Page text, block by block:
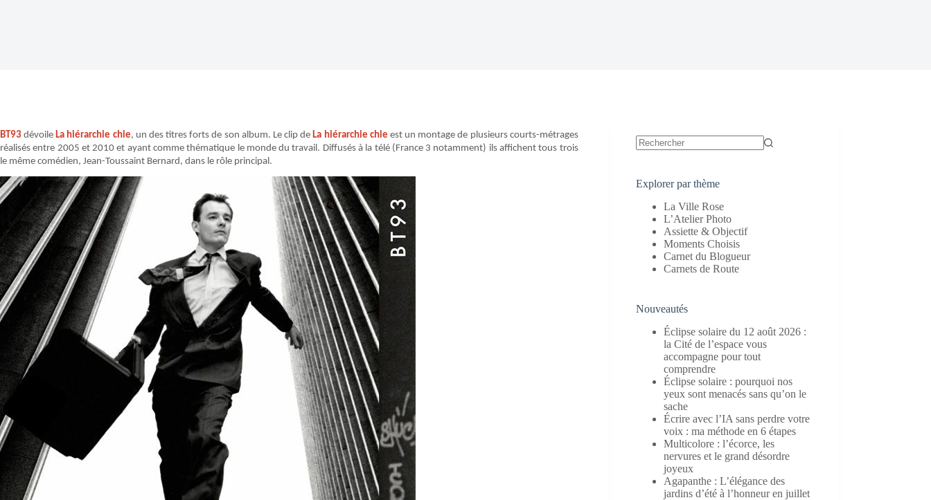
BT93 dévoileLa hiérarchie chie, un des titres forts de son album. Le clip deLa hiérarchie chie est un montage de plusieurs courts-métrages
réalisés entre 2005 et 2010 et ayant comme thématique le monde du travail. Diffusés à la télé (France 3 notamment) ils affichent tous trois
le même comédien, Jean-Toussaint Bernard, dans le rôle principal.
Explorer par thème
La Ville Rose
L’Atelier Photo
Assiette & Objectif
Moments Choisis
Carnet du Blogueur
Carnets de Route
Nouveautés
Éclipse solaire du 12 août 2026 :
la Cité de l’espace vous
accompagne pour tout
comprendre
Éclipse solaire : pourquoi nos
yeux sont menacés sans qu’on le
sache
Écrire avec l’IA sans perdre votre
voix : ma méthode en 6 étapes
Multicolore : l’écorce, les
nervures et le grand désordre
joyeux
Agapanthe : L’élégance des
jardins d’été à l’honneur en juillet